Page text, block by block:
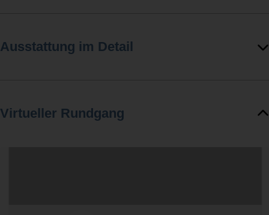
Ausstattung im Detail
Virtueller Rundgang